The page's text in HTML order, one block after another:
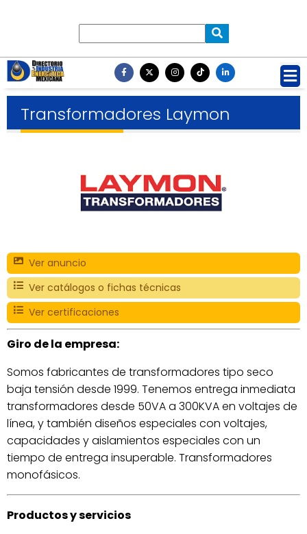
Transformadores Laymon
Ver anuncio
Ver catálogos o fichas técnicas
Ver certificaciones
Giro de la empresa:
Somos fabricantes de transformadores tipo seco
baja tensión desde 1999. Tenemos entrega inmediata
transformadores desde 50VA a 300KVA en voltajes de
línea, y también diseños especiales con voltajes,
capacidades y aislamientos especiales con un
tiempo de entrega insuperable. Transformadores
monofásicos.
Productos y servicios